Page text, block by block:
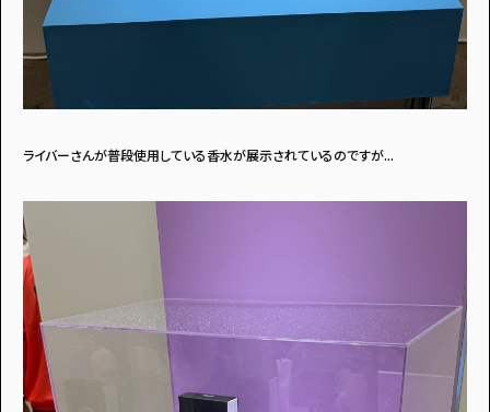
ライバーさんが普段使用している香水が展示されているのですが...